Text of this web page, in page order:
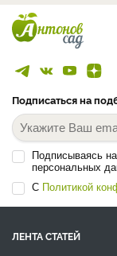
Подписаться на
Подписываясь
персональных
С Политикой
ЛЕНТА СТАТЕЙ